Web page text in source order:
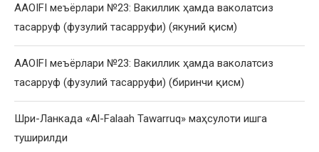
AAOIFI меъёрлари №23: Вакиллик ҳамда ваколатсиз
тасарруф (фузулий тасарруфи) (якуний қисм)
AAOIFI меъёрлари №23: Вакиллик ҳамда ваколатсиз
тасарруф (фузулий тасарруфи) (биринчи қисм)
Шри-Ланкада «Al-Falaah Tawarruq» маҳсулоти ишга
туширилди